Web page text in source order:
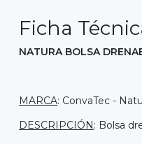
Ficha
NATURA BOLSA
MARCA: ConvaTec -
DESCRIPCIÓN: Bolsa